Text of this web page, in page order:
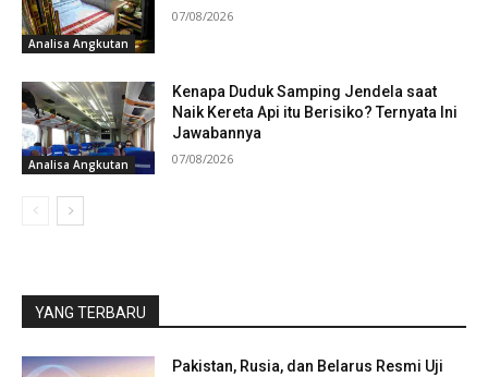
Analisa Angkutan
07/08/2026
Analisa Angkutan
Kenapa Duduk Samping Jendela saat
Naik Kereta Api itu Berisiko? Ternyata Ini
Jawabannya
07/08/2026
YANG TERBARU
Pakistan, Rusia, dan Belarus Resmi Uji